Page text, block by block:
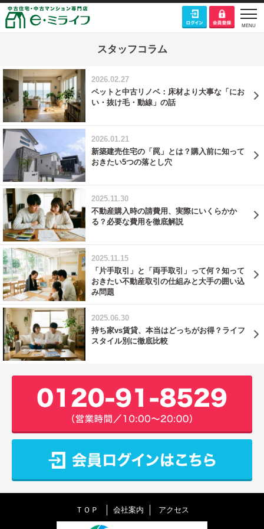
スタッフコラム
2026.02.27
ペットと中古リノベ：床材より大事な「にお
い・抜け毛・動線」の話
2026.01.21
新築建売住宅の「罠」とは？購入前に知って
おきたい5つの落とし穴
2025.11.30
不動産購入時の請費用、実際にいくらかか
る？必要な費用を徹底解説
2025.11.15
「片手取引」と「両手取引」って何？知って
おきたい不動産取引の仕組みと大手の囲い込
み問題
2025.06.30
持ち家vs賃貸、本当はどっちがお得？ライフ
スタイル別に徹底比較
ＴＯＰ 会社案内 アクセス